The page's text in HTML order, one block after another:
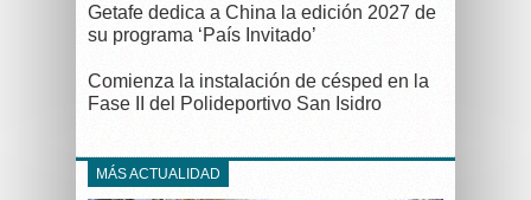
Getafe dedica a China la edición 2027 de
su programa ‘País Invitado’
Comienza la instalación de césped en la
Fase II del Polideportivo San Isidro
MÁS ACTUALIDAD